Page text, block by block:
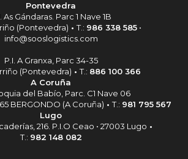
Pontevedra
As Gándaras. Parc 1 Nave 1B
(Pontevedra) •T.: 986 338 585•
info@sooslogistics.com
P.I. A Granxa, Parc 34-35
(Pontevedra) •T.: 886 100 366
A Coruña
del Babío, Parc. C1 Nave 06
BERGONDO (A Coruña) •T.: 981 795 567
Lugo
216. P.I.O Ceao • 27003 Lugo •
T.: 982 148 082